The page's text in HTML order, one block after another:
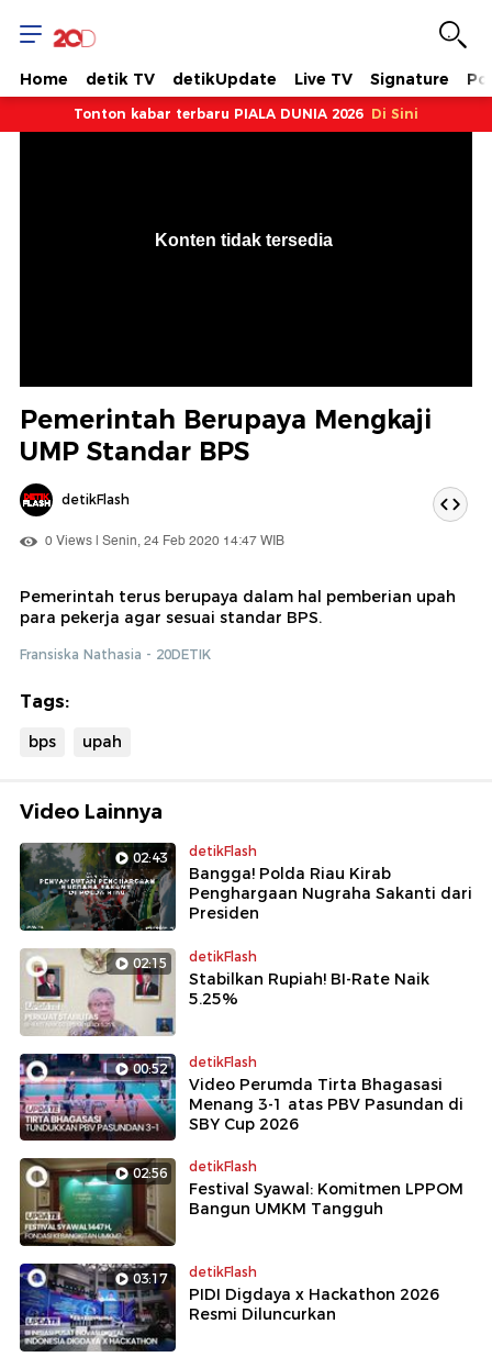
Home detik TV detikUpdate Live TV Signature
Tonton kabar terbaru PIALA DUNIA 2026 Di Sini
Konten tidak tersedia
Pemerintah Berupaya Mengkaji
UMP Standar BPS
detikFlash
0 Views | Senin, 24 Feb 2020 14:47 WIB
Pemerintah terus berupaya dalam hal pemberian upah
para pekerja agar sesuai standar BPS.
Fransiska Nathasia - 20DETIK
Tags:
bps upah
Video Lainnya
02:43 detikFlash
Bangga! Polda Riau Kirab
Penghargaan Nugraha Sakanti dari
Presiden
02:15 detikFlash
Stabilkan Rupiah! BI-Rate Naik
5.25%
00:52 detikFlash
Video Perumda Tirta Bhagasasi
Menang 3-1 atas PBV Pasundan di
SBY Cup 2026
02:56 detikFlash
Festival Syawal: Komitmen LPPOM
Bangun UMKM Tangguh
03:17 detikFlash
PIDI Digdaya x Hackathon 2026
Resmi Diluncurkan